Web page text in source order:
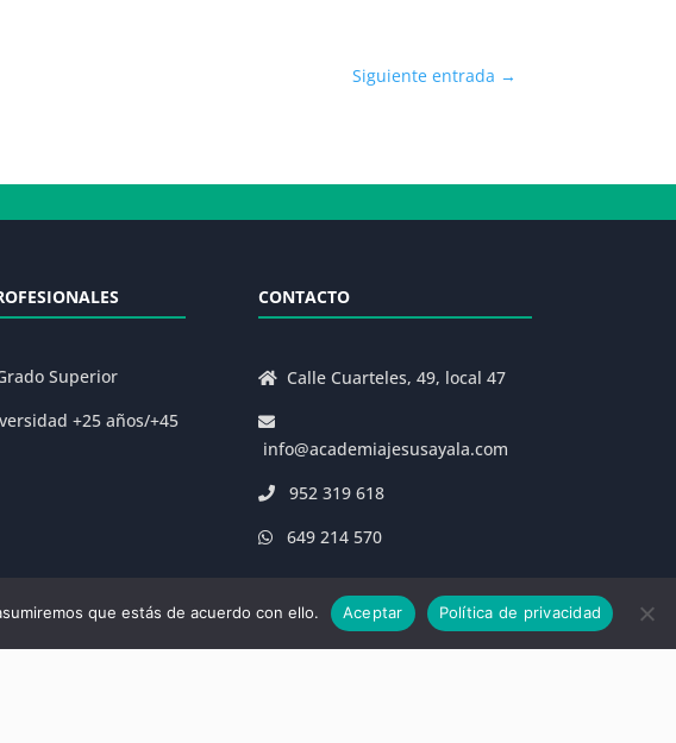
Siguiente entrada →
Superior
+25 años/+45
CONTACTO
Calle Cuarteles, 49, local 47
info@academiajesusayala.com
952 319 618
649 214 570
que estás de acuerdo con ello. Aceptar Política de privacidad